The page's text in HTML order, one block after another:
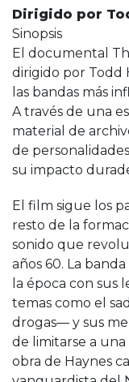
Dirigido por
Sinopsis
El documental
dirigido por Todd
las bandas más
A través de una
material de
de
su impacto
El film sigue los
resto de la
sonido que
años 60. La
la época con
temas como el
drogas— y sus
de limitarse a
obra de Haynes